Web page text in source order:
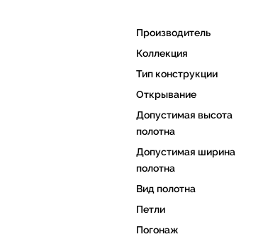
Производитель
Коллекция
Тип конструкции
Открывание
Допустимая высота
полотна
Допустимая ширина
полотна
Вид полотна
Петли
Погонаж